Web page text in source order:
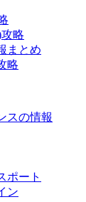
略
まとめ
略
スの情報
ポート
ン